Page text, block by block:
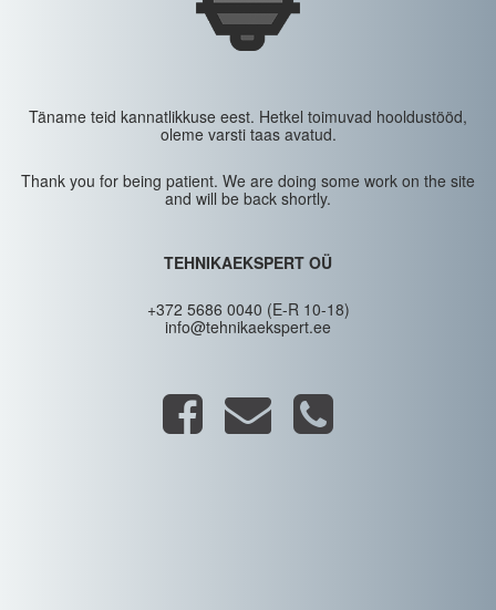
Täname teid kannatlikkuse eest. Hetkel toimuvad hooldustööd,
oleme varsti taas avatud.
Thank you for being patient. We are doing some work on the site
and will be back shortly.
TEHNIKAEKSPERT OÜ
+372 5686 0040 (E-R 10-18)
info@tehnikaekspert.ee